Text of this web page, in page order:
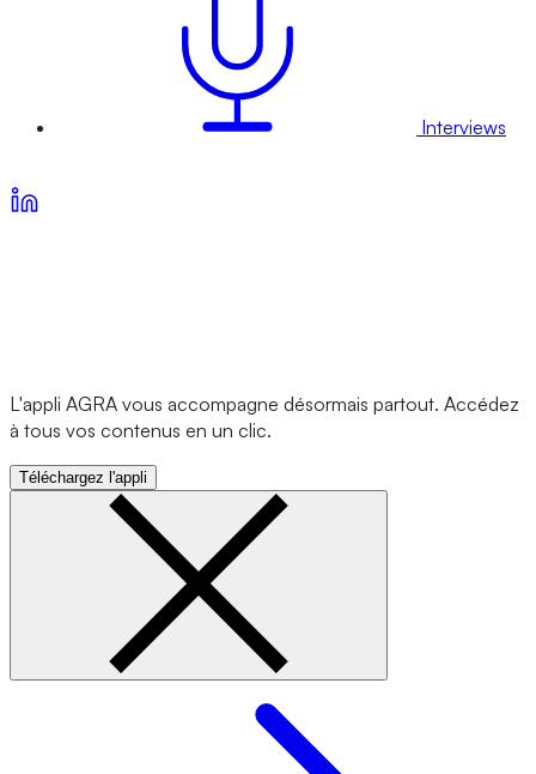
Interviews
L'appli AGRA vous accompagne désormais partout. Accédez
à tous vos contenus en un clic.
Téléchargez l'appli